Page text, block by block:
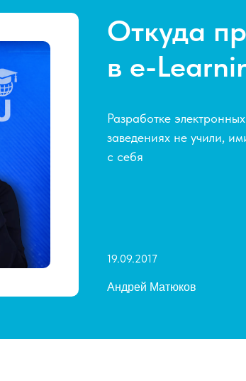
Откуда
в e-
19.09.2017
Андрей Матюков
Разработке
заведениях не учили,
с себя